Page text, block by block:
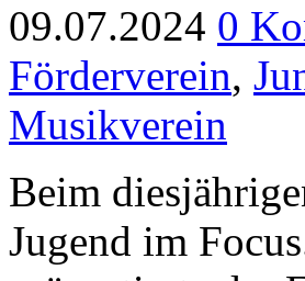
09.07.2024 0
Förderverein,
Musikverein
Beim
Jugend im